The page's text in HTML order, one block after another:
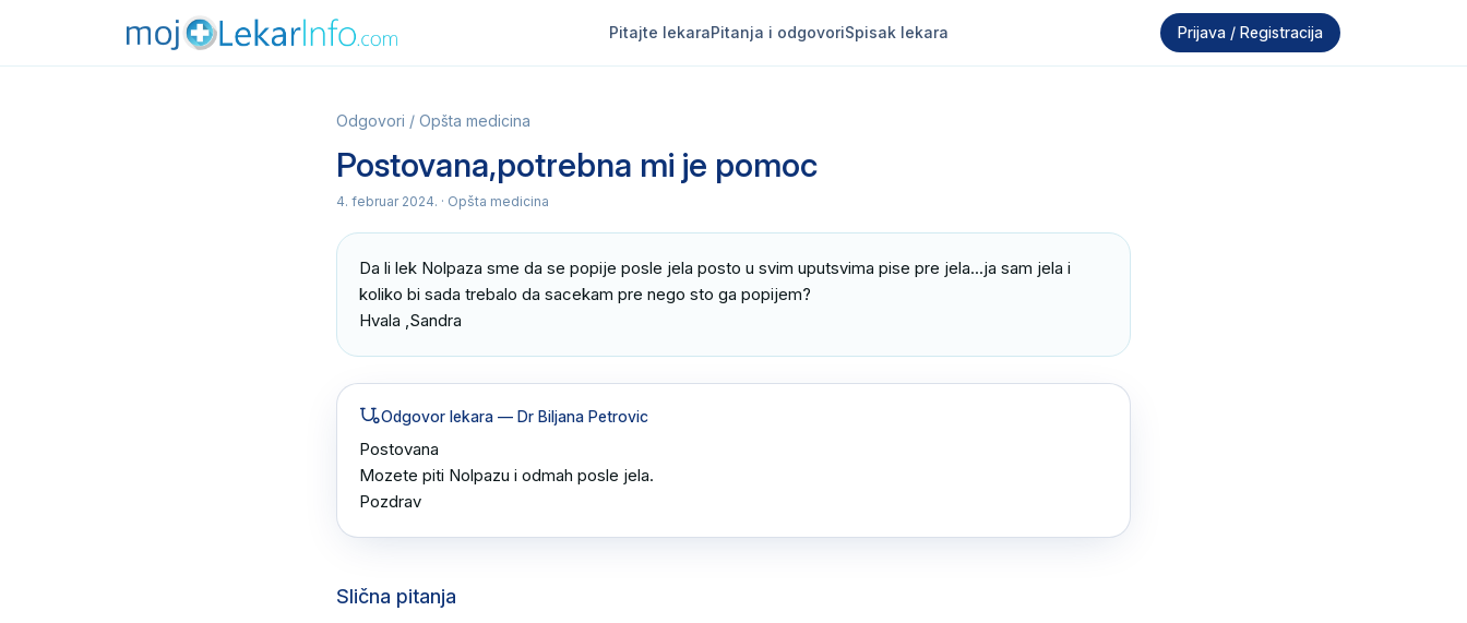
Pitajte lekaraPitanja i odgovoriSpisak lekara Prijava / Registracija
Odgovori / Opšta medicina
Postovana,potrebna mi je pomoc
4. februar 2024. · Opšta medicina
Da li lek Nolpaza sme da se popije posle jela posto u svim uputsvima pise pre jela...ja sam jela i
koliko bi sada trebalo da sacekam pre nego sto ga popijem?
Hvala ,Sandra
Odgovor lekara — Dr Biljana Petrovic
Postovana
Mozete piti Nolpazu i odmah posle jela.
Pozdrav
Slična pitanja